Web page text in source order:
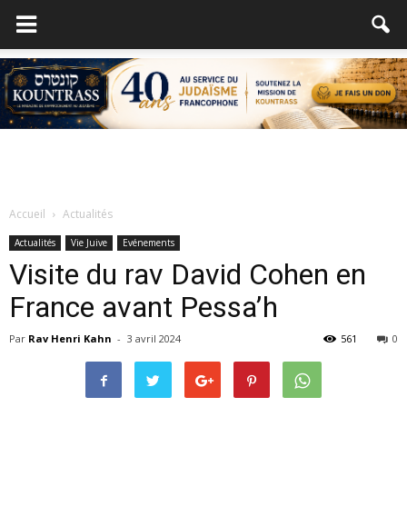
Accueil Actualités
Actualités Vie Juive Evénements
Visite du rav David Cohen en
France avant Pessa’h
Par Rav Henri Kahn - 3 avril 2024 0
561